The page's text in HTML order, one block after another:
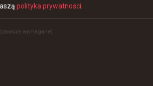
polityka prywatności.
(zawsze wymagane)